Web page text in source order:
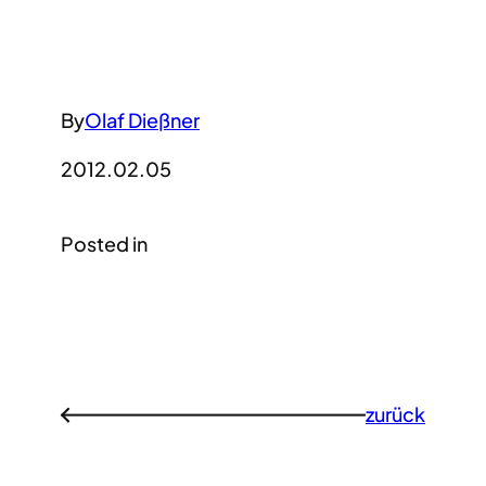
ByOlaf Dießner
2012.02.05
Posted in
← zurück